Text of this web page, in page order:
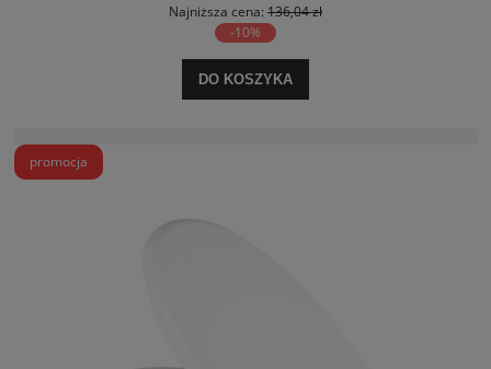
Najniższa cena: 136,04 zł
-10%
DO KOSZYKA
promocja